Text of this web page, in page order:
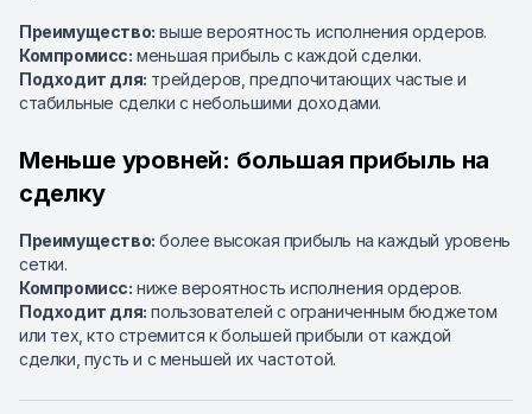
Преимущество: выше вероятность исполнения ордеров.
Компромисс: меньшая прибыль с каждой сделки.
Подходит для: трейдеров, предпочитающих частые и
стабильные сделки с небольшими доходами.
Меньше уровней: большая прибыль на
сделку
Преимущество: более высокая прибыль на каждый уровень
сетки.
Компромисс: ниже вероятность исполнения ордеров.
Подходит для: пользователей с ограниченным бюджетом
или тех, кто стремится к большей прибыли от каждой
сделки, пусть и с меньшей их частотой.